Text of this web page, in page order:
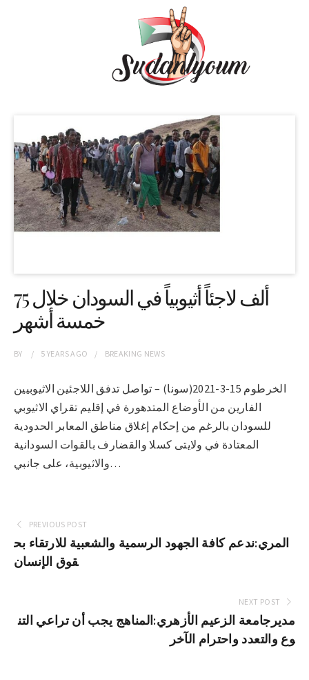
75 ألف لاجئاً أثيوبياً في السودان خلال
خمسة أشهر
BY 5 YEARSAGO BREAKING NEWS
الخرطوم 15-3-2021(سونا) – تواصل تدفق اللاجئين الاثيوبيين
الفارين من الأوضاع المتدهورة في إقليم تقراي الاثيوبي
للسودان بالرغم من إحكام إغلاق مناطق المعابر الحدودية
المعتادة في ولايتى كسلا والقضارف بالقوات السودانية
والاثيوبية، على جانبي…
PREVIOUS POST
المري:ندعم كافة الجهود الرسمية والشعبية للارتقاء بح
قوق الإنسان
NEXT POST
مديرجامعة الزعيم الأزهري:المناهج يجب أن تراعي التن
وع والتعدد واحترام الآخر